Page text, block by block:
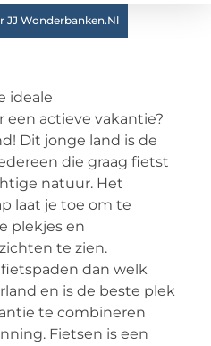
JJ Wonderbanken.nl
ideale
actieve vakantie?
Dit jonge land is de
die graag fietst
natuur. Het
laat je toe om te
plekjes en
te zien.
dan welk
en is de beste plek
te combineren
Fietsen is een